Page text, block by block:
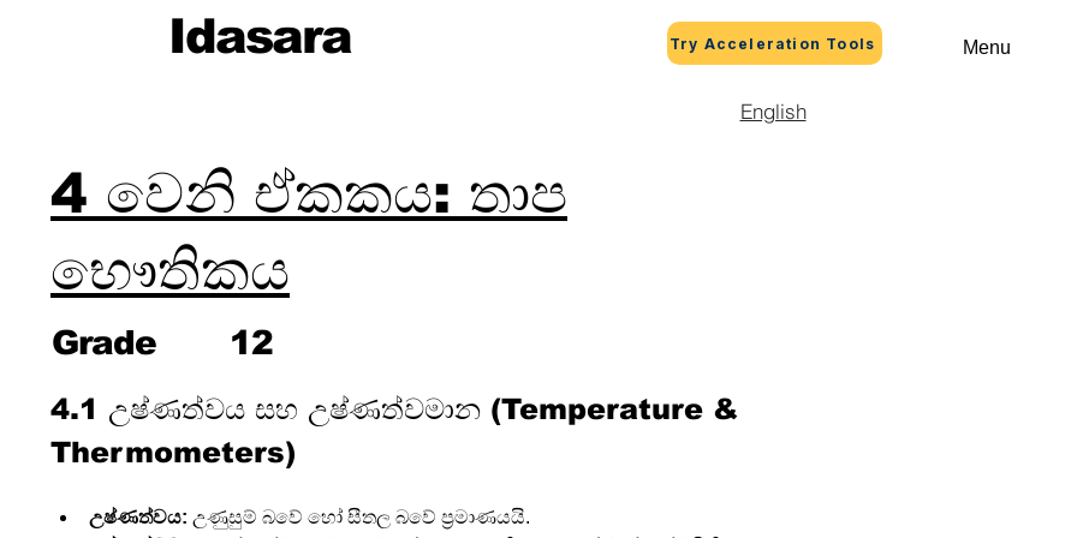
Idasara Try Acceleration Tools Menu
English
4 වෙනි ඒකකය: තාප
භෞතිකය
Grade 12
4.1 උෂ්ණත්වය සහ උෂ්ණත්වමාන (Temperature &
Thermometers)
උෂ්ණත්වය: උණුසුම් බවේ හෝ සීතල බවේ ප්‍රමාණයයි.